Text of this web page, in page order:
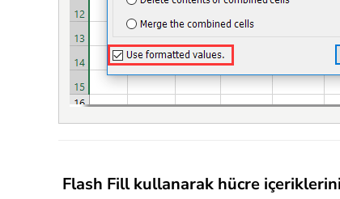
Flash Fill kullanarak hücre